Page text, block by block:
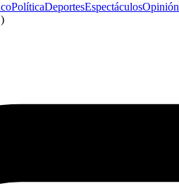
PolíticaDeportesEspectáculosOpinión